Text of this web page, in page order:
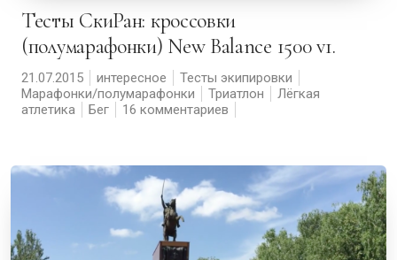
Тесты СкиРан: кроссовки
(полумарафонки) New Balance 1500 v1.
21.07.2015 интересное
Тесты экипировки
Марафонки/полумарафонки
Триатлон
Лёгкая
атлетика
Бег 16 комментариев